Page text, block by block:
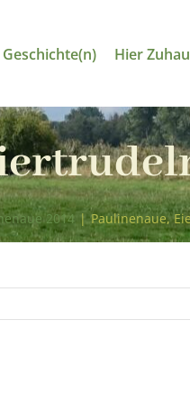
Geschichte(n) Hier
2014 | Paulinenaue,